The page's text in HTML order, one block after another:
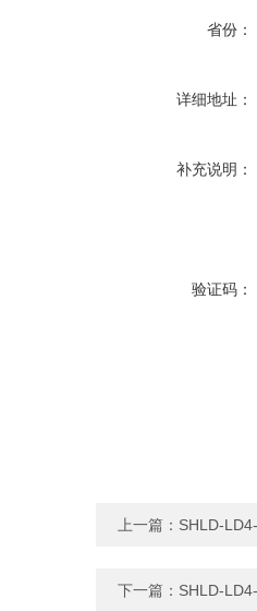
省份：
详细地址：
补充说明：
验证码：
上一篇： SHLD-
下一篇： SHLD-